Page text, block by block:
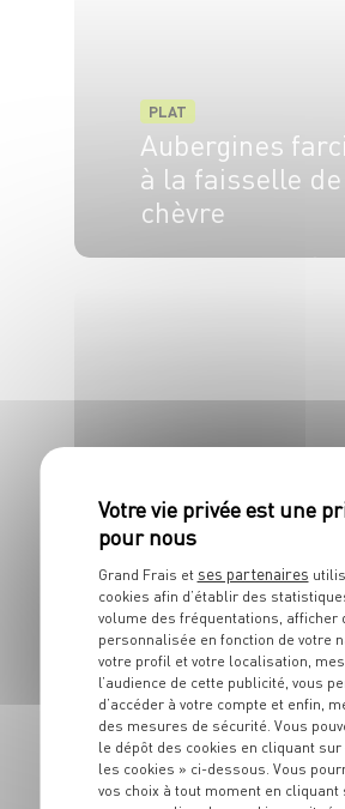
PLAT
Aubergines
à la faisselle de
chèvre
Grillade de
de porc mariné
4 pers. 10 min
PLAT
Grand Frais et ses partenaires
cookies afin d’établir des
volume des fréquentations, afficher
personnalisée en fonction de votre
votre profil et votre localisation,
l’audience de cette publicité, vous
d’accéder à votre compte et enfin,
des mesures de sécurité. Vous
le dépôt des cookies en cliquant
les cookies » ci-dessous. Vous
vos choix à tout moment en cliquant